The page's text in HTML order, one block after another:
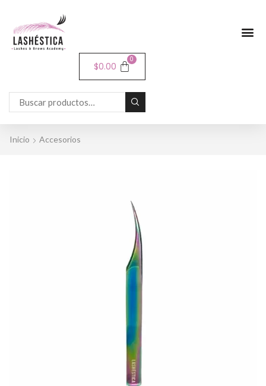
$0.00
0
Inicio Accesorios